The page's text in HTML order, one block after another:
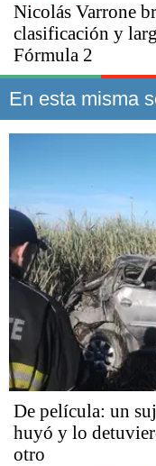
Nicolás Varrone
clasificación y
Fórmula 2
En esta misma
De película: un
huyó y lo
otro